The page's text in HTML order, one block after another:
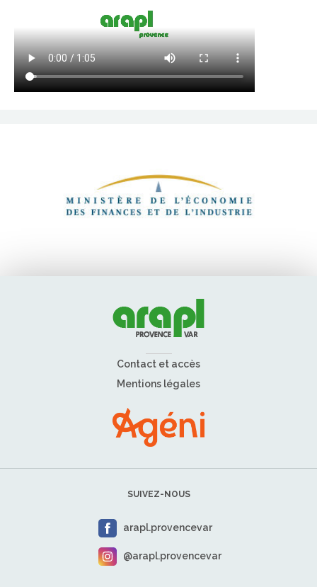
Contact et accès
Mentions légales
SUIVEZ-NOUS
arapl.provencevar
@arapl.provencevar